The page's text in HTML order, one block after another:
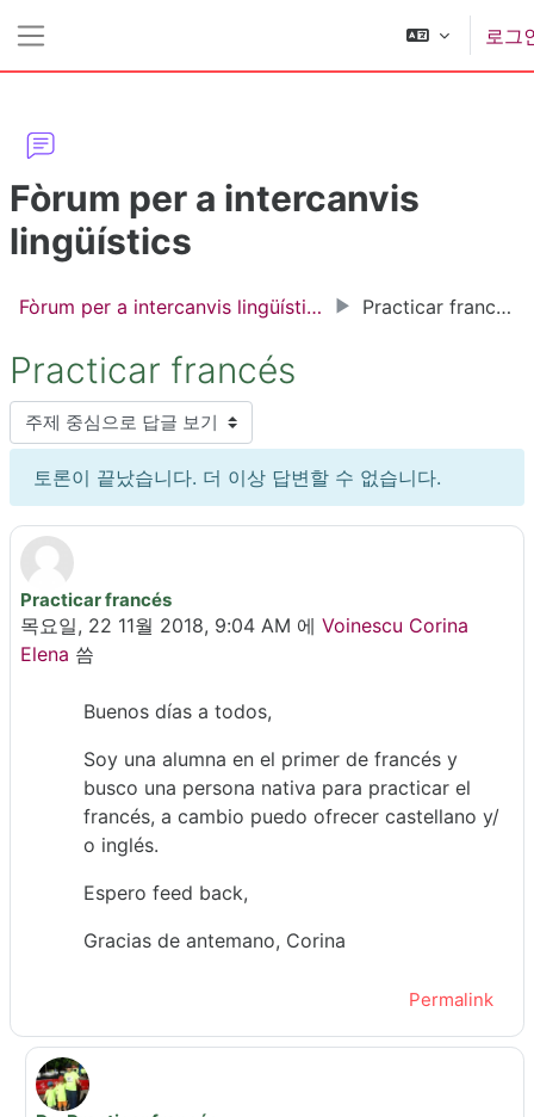
로그
Fòrum per a intercanvis
lingüístics
Fòrum per a intercanvis lingüístics Practicar francés
Practicar francés
표시 모드
토론이 끝났습니다. 더 이상 답변할 수 없습니다.
Practicar francés
목요일, 22 11월 2018, 9:04 AM 에 Voinescu Corina
Elena 씀
Number of replies: 9
Buenos días a todos,
Soy una alumna en el primer de francés y
busco una persona nativa para practicar el
francés, a cambio puedo ofrecer castellano y/
o inglés.
Espero feed back,
Gracias de antemano, Corina
Permalink